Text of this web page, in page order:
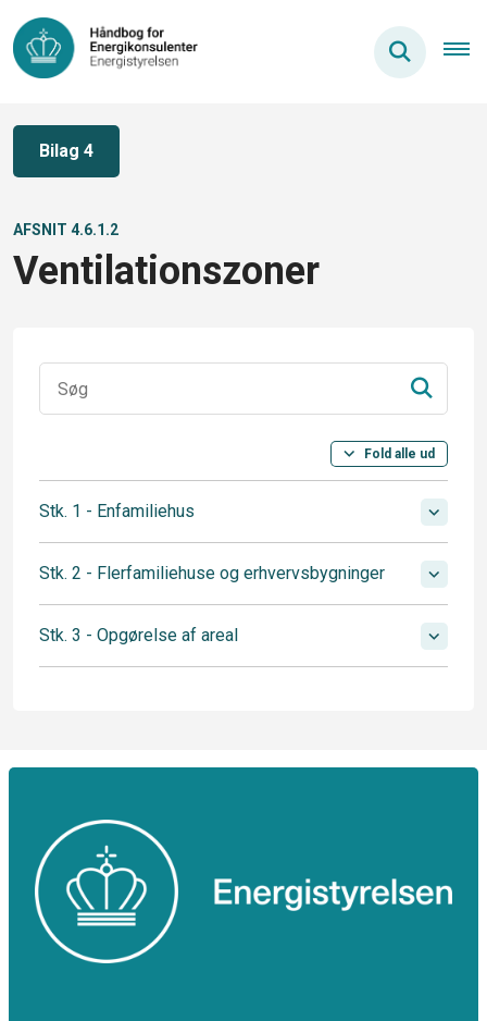
Bilag 4
AFSNIT 4.6.1.2
Ventilationszoner
Fold alle ud
Stk. 1 - Enfamiliehus
Stk. 2 - Flerfamiliehuse og erhvervsbygninger
Stk. 3 - Opgørelse af areal